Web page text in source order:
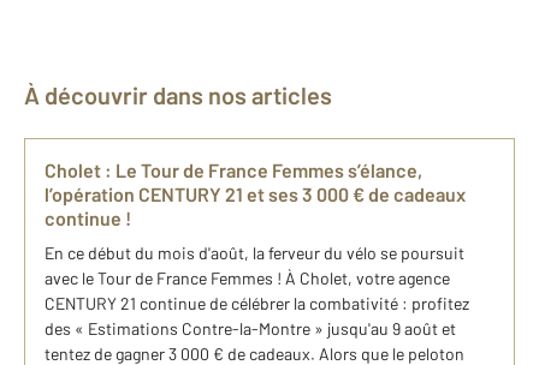
À découvrir dans nos articles
Cholet : Le Tour de France Femmes s’élance,
l’opération CENTURY 21 et ses 3 000 € de cadeaux
continue !
En ce début du mois d'août, la ferveur du vélo se poursuit
avec le Tour de France Femmes ! À Cholet, votre agence
CENTURY 21 continue de célébrer la combativité : profitez
des « Estimations Contre-la-Montre » jusqu'au 9 août et
tentez de gagner 3 000 € de cadeaux. Alors que le peloton